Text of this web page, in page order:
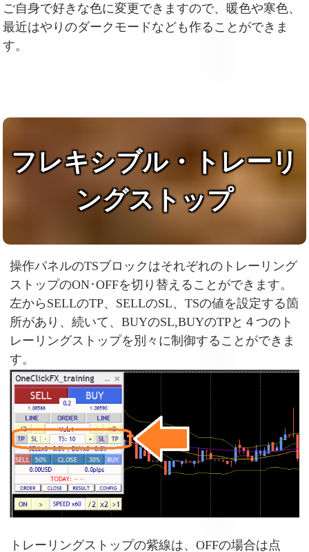
ご自身で好きな色に変更できますので、暖色や寒色、
最近はやりのダークモードなども作ることができま
す。
フレキシブル・トレーリ
ングストップ
操作パネルのTSブロックはそれぞれのトレーリング
ストップのON･OFFを切り替えることができます。
左からSELLのTP、SELLのSL、TSの値を設定する箇
所があり、続いて、BUYのSL,BUYのTPと４つのト
レーリングストップを別々に制御することができま
す。
トレーリングストップの紫線は、OFFの場合は点